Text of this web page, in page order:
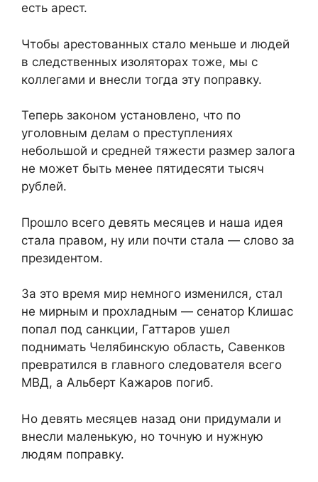
есть арест.
Чтобы арестованных стало меньше и людей
в следственных изоляторах тоже, мы с
коллегами и внесли тогда эту поправку.
Теперь законом установлено, что по
уголовным делам о преступлениях
небольшой и средней тяжести размер залога
не может быть менее пятидесяти тысяч
рублей.
Прошло всего девять месяцев и наша идея
стала правом, ну или почти стала — слово за
президентом.
За это время мир немного изменился, стал
не мирным и прохладным — сенатор Клишас
попал под санкции, Гаттаров ушел
поднимать Челябинскую область, Савенков
превратился в главного следователя всего
МВД, а Альберт Кажаров погиб.
Но девять месяцев назад они придумали и
внесли маленькую, но точную и нужную
людям поправку.